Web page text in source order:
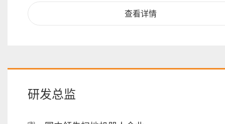
查看详情
研发总监